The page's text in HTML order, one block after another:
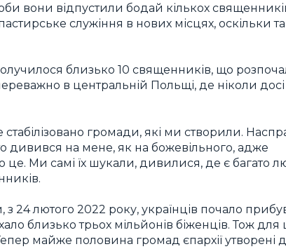
вони відпустили бодай кількох священників
служіння в нових місцях, оскільки
близько 10 священників, що
в центральній Польщі, де ніколи
громади, які ми створили.
дивився на мене, як на божевільного, адже
це. Ми самі їх шукали, дивилися, де є багато
24 лютого 2022 року, українців почало
близько трьох мільйонів біженців. Тож
майже половина громад єпархії утворені